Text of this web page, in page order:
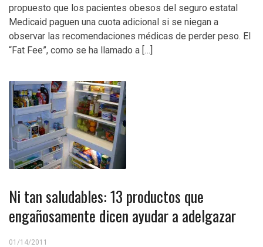
propuesto que los pacientes obesos del seguro estatal
Medicaid paguen una cuota adicional si se niegan a
observar las recomendaciones médicas de perder peso. El
“Fat Fee”, como se ha llamado a […]
Ni tan saludables: 13 productos que
engañosamente dicen ayudar a adelgazar
01/14/2011